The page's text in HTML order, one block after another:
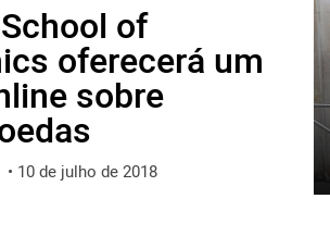
of
oferecerá um
sobre
• 10 de julho de 2018